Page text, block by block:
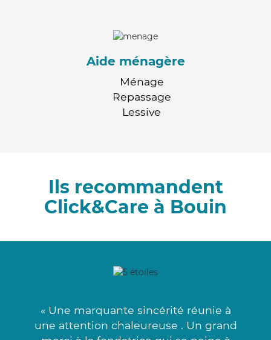
Aide ménagère
Ménage
Repassage
Lessive
Ils recommandent
Click&Care à Bouin
« Une marquante sincérité réunie à
une attention chaleureuse . Un grand